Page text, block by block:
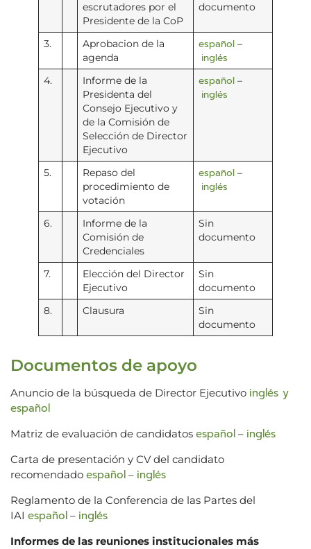
escrutadores por el
Presidente de la CoP
documento
3.
Aprobacion de la
agenda
español–
inglés
4.
Informe de la
Presidenta del
Consejo Ejecutivo y
de la Comisión de
Selección de Director
Ejecutivo
español–
inglés
5.
Repaso del
procedimiento de
votación
español–
inglés
6.
Informe de la
Comisión de
Credenciales
Sin
documento
7.
Elección del Director
Ejecutivo
Sin
documento
8. Clausura
Sin
documento
Documentos de apoyo
Anuncio de la búsqueda de Director Ejecutivo inglés y
español
Matriz de evaluación de candidatos español – inglés
Carta de presentación y CV del candidato
recomendado español – inglés
Reglamento de la Conferencia de las Partes del
IAI español – inglés
Informes de las reuniones institucionales más